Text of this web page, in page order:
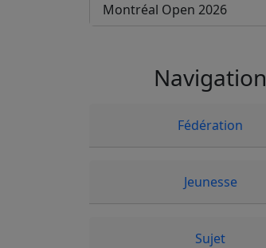
Montréal Open 2026
Navigation
Fédération
Jeunesse
Sujet